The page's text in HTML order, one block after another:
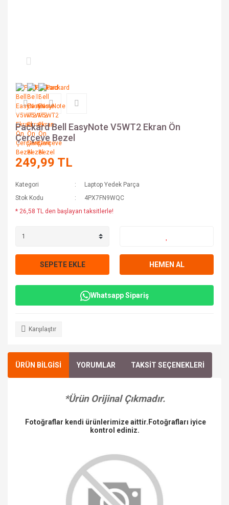
Packard Bell EasyNote V5WT2 Ekran Ön
Çerçeve Bezel
249,99 TL
Kategori
Laptop Yedek Parça
Stok Kodu
4PX7FN9WQC
* 26,58 TL den başlayan taksitlerle!
SEPETE EKLE HEMEN AL
Whatsapp Sipariş
Karşılaştır
ÜRÜN BİLGİSİ YORUMLAR TAKSİT SEÇENEKLERİ
*Ürün Orijinal Çıkmadır.
Fotoğraflar kendi ürünlerimize aittir.Fotoğrafları iyice
kontrol ediniz.